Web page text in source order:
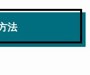
法